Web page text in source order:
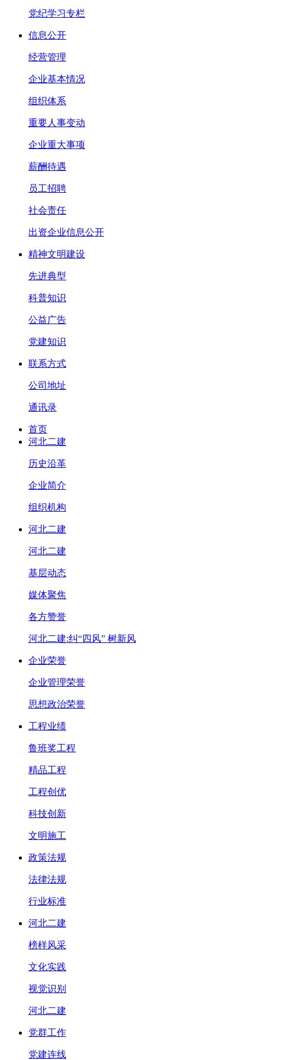
党纪学习专栏
信息公开
经营管理
企业基本情况
组织体系
重要人事变动
企业重大事项
薪酬待遇
员工招聘
社会责任
出资企业信息公开
精神文明建设
先进典型
科普知识
公益广告
党建知识
联系方式
公司地址
通讯录
首页
河北二建
历史沿革
企业简介
组织机构
河北二建
河北二建
基层动态
媒体聚焦
各方赞誉
河北二建:纠“四风” 树新风
企业荣誉
企业管理荣誉
思想政治荣誉
工程业绩
鲁班奖工程
精品工程
工程创优
科技创新
文明施工
政策法规
法律法规
行业标准
河北二建
榜样风采
文化实践
视觉识别
河北二建
党群工作
党建连线